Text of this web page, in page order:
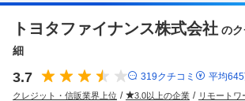
トヨタファイナンス株式会社 の
細
3.7 319クチコミ 平均645
クレジット・信販業界上位 3.0以上の企業 リモートワ